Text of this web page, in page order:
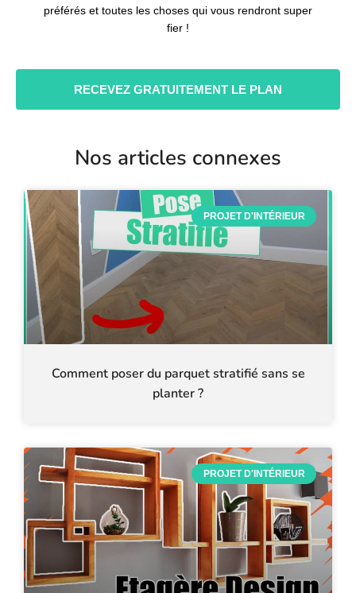
préférés et toutes les choses qui vous rendront super
fier !
RECEVEZ GRATUITEMENT LE PLAN
Nos articles connexes
PROJET D'INTÉRIEUR
Comment poser du parquet stratifié sans se
planter ?
PROJET D'INTÉRIEUR